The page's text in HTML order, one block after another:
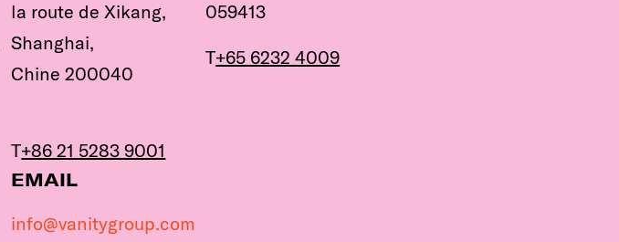
la route de Xikang,
Shanghai,
Chine 200040
T+86 21 5283 9001
059413
T+65 6232 4009
EMAIL
info@vanitygroup.com